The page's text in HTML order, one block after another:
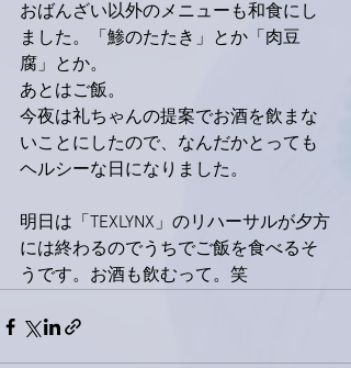
おばんざい以外のメニューも和食にし
ました。「鯵のたたき」とか「肉豆
腐」とか。
あとはご飯。
今夜は礼ちゃんの提案でお酒を飲まな
いことにしたので、なんだかとっても
ヘルシーな日になりました。
明日は「TEXLYNX」のリハーサルが夕方
には終わるのでうちでご飯を食べるそ
うです。お酒も飲むって。笑